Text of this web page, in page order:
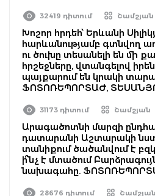
32419 դիտում Շամշյան
Խոշոր հրդեհ՝ Երևանի
հարևանությամբ գտնվող
ու ծուխը տեսանելի են մի
հրշեջները, վտանգելով
պայքարում են կրակի
ՖՈՏՈՌԵՊՈՐՏԱԺ,
31173 դիտում Շամշյան
Արագածոտնի մարզի
դատարանի Աշտարակի
տանիքում ծածանվում է
ի՞նչ է մտածում
նախագահը.
28676 դիտում Շամշյան